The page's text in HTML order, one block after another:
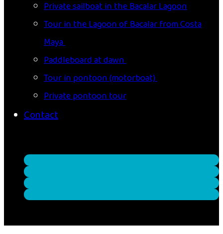
Private sailboat in the Bacalar Lagoon
Tour in the Lagoon of Bacalar from Costa
Maya
Paddleboard at dawn
Tour in pontoon (motorboat)
Private pontoon tour
Contact